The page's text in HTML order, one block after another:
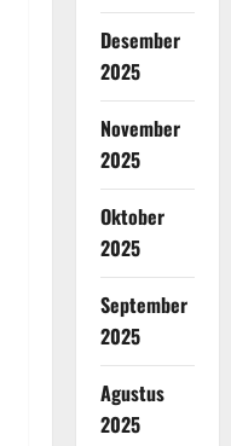
Desember
2025
November
2025
Oktober
2025
September
2025
Agustus
2025